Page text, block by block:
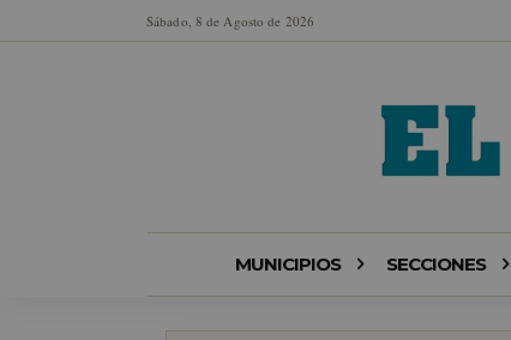
Sábado, 8 de Agosto de 2026
MUNICIPIOS SECCIONES